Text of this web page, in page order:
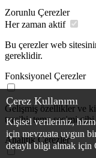
Çerez Kullanımı
Kişisel verileriniz,
için mevzuata uygun
detaylı bilgi almak için
Zorunlu Çerezler
Her zaman aktif
Bu çerezler web
gereklidir.
Fonksiyonel Çerezler
Gelişmiş özellikler ve
tercihi, tema seçimi gibi.
Analitik Çerezler